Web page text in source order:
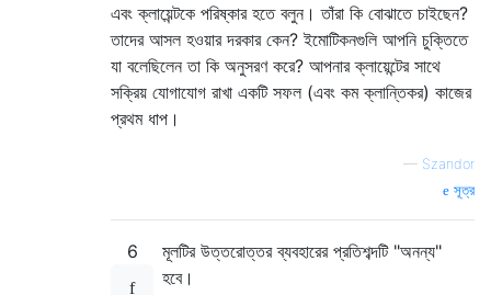
এবং ক্লায়েন্টকে পরিষ্কার হতে বলুন। তাঁরা কি বোঝাতে চাইছেন?
তাদের আসল হওয়ার দরকার কেন? ইমোটিকনগুলি আপনি চুক্তিতে
যা বলেছিলেন তা কি অনুসরণ করে? আপনার ক্লায়েন্টের সাথে
সক্রিয় যোগাযোগ রাখা একটি সফল (এবং কম ক্লান্তিকর) কাজের
প্রথম ধাপ।
— Szandor
সূত্র
6
মূলটির উত্তরোত্তর ব্যবহারের প্রতিশব্দটি "অনন্য"
হবে।